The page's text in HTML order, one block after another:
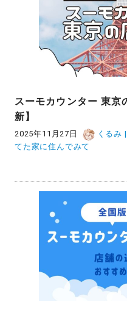
スーモカウンター 東
新】
2025年11月27日
くるみ |
てた家に住んでみて